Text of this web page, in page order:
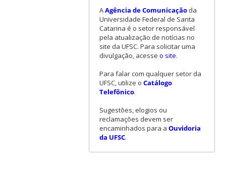
AAgência de Comunicaçãoda
Universidade Federal de Santa
Catarina é o setor responsável
pela atualização de notícias no
site da UFSC. Para solicitar uma
divulgação, acesse o site.
Para falar com qualquer setor da
UFSC, utilize o Catálogo
Telefônico.
Sugestões, elogios ou
reclamações devem ser
encaminhados para a Ouvidoria
da UFSC.